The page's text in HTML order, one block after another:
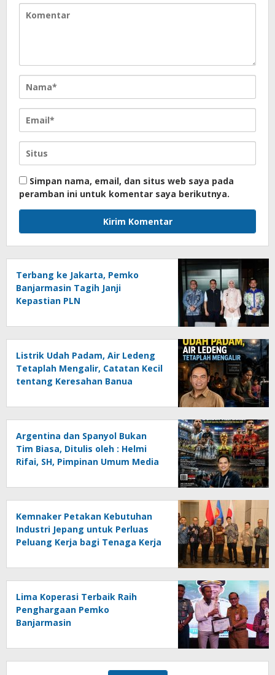
Simpan nama, email, dan situs web saya pada
peramban ini untuk komentar saya berikutnya.
Terbang ke Jakarta, Pemko
Banjarmasin Tagih Janji
Kepastian PLN
Listrik Udah Padam, Air Ledeng
Tetaplah Mengalir, Catatan Kecil
tentang Keresahan Banua
Ancaman Lingkungan, Oleh :
Helmi Rifai, SH
Argentina dan Spanyol Bukan
Tim Biasa, Ditulis oleh : Helmi
Rifai, SH, Pimpinan Umum Media
Kemnaker Petakan Kebutuhan
Industri Jepang untuk Perluas
Peluang Kerja bagi Tenaga Kerja
Lima Koperasi Terbaik Raih
Penghargaan Pemko
Banjarmasin